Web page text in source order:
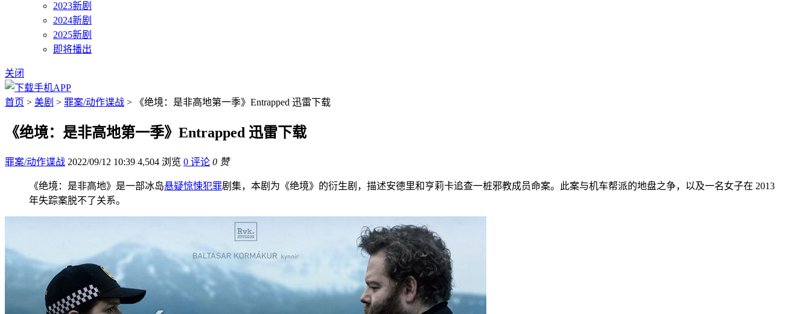
2023新剧
2024新剧
2025新剧
即将播出
关闭
首页 > 美剧 > 罪案/动作谍战 > 《绝境：是非高地第一季》Entrapped 迅雷下载
《绝境：是非高地第一季》Entrapped 迅雷下载
罪案/动作谍战 2022/09/12 10:39 4,504 浏览 0 评论 0 赞
《绝境：是非高地》是一部冰岛悬疑惊悚犯罪剧集，本剧为《绝境》的衍生剧，描述安德里和亨莉卡追查一桩邪教成员命案。此案与机车帮派的地盘之争，以及一名女子在 2013
年失踪案脱不了关系。